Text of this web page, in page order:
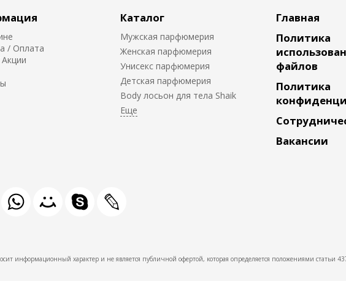
/ Оплата
Каталог
Мужская парфюмерия
Женская парфюмерия
Унисекс парфюмерия
Детская парфюмерия
Body лосьон для тела Shaik
Главная
Политика
файлов
Политика
Вакансии
информационный характер и не является публичной офертой, которая определяется положениями статьи